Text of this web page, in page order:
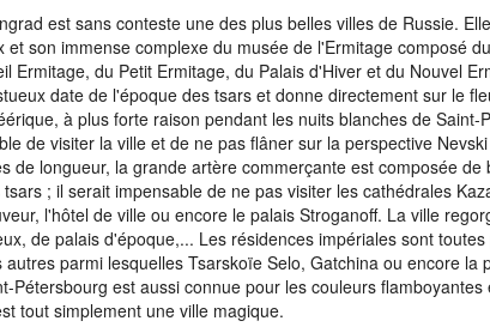
est sans conteste une des plus belles villes de Russie.
et son immense complexe du musée de l'Ermitage composé
Ermitage, du Petit Ermitage, du Palais d'Hiver et du Nouvel
date de l'époque des tsars et donne directement sur le
à plus forte raison pendant les nuits blanches de Saint-
de visiter la ville et de ne pas flâner sur la perspective
de longueur, la grande artère commerçante est composée de
; il serait impensable de ne pas visiter les cathédrales
l'hôtel de ville ou encore le palais Stroganoff. La ville
de palais d'époque,... Les résidences impériales sont
autres parmi lesquelles Tsarskoïe Selo, Gatchina ou encore la
Pétersbourg est aussi connue pour les couleurs flamboyantes
tout simplement une ville magique.